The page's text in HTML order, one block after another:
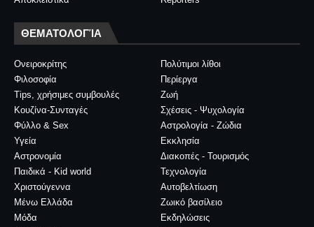
ΘΕΜΑΤΟΛΟΓΊΑ
Ονειροκρίτης
Πολύτιμοι λίθοι
Φιλοσοφία
Περίεργα
Tips, χρήσιμες συμβουλές
Ζωή
Κουζίνα-Συνταγές
Σχέσεις - Ψυχολογία
Φύλλο & Sex
Αστρολογία - Ζώδια
Υγεία
Εκκλησία
Αστρονομία
Διακοπές - Τουρισμός
Παιδικά - Kid world
Τεχνολογία
Χριστούγεννα
Αυτοβελτίωση
Μένω Ελλάδα
Ζωικό βασίλειο
Μόδα
Εκδηλώσεις